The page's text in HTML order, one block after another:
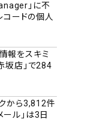
」に不
ードの個人
報をスキミ
坂店」で284
から3,812件
ル」は3日